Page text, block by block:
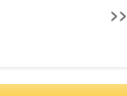
>>